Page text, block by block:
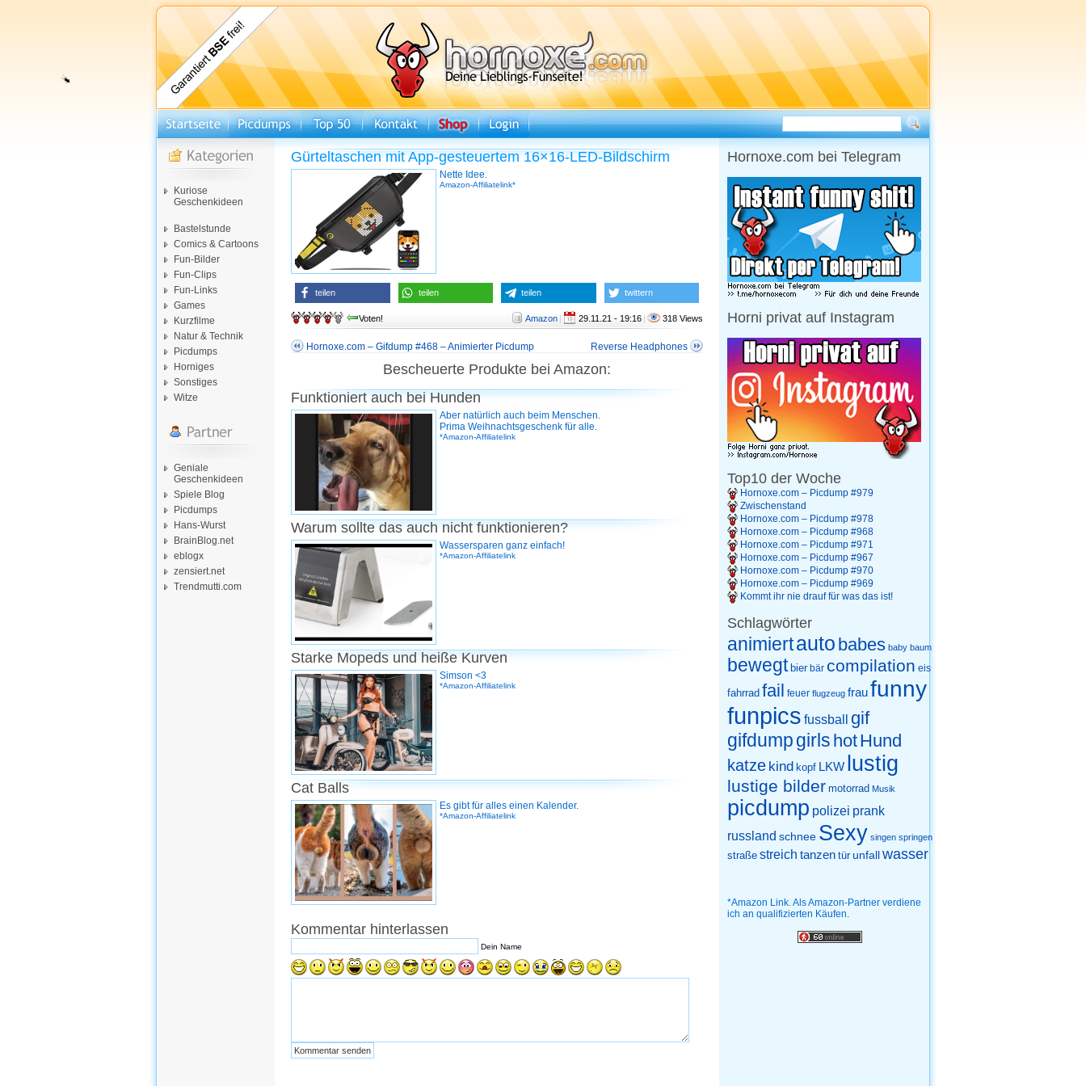
Kuriose
Geschenkideen
Bastelstunde
Comics & Cartoons
Fun-Bilder
Fun-Clips
Fun-Links
Games
Kurzfilme
Natur & Technik
Picdumps
Horniges
Sonstiges
Witze
Geniale
Geschenkideen
Spiele Blog
Picdumps
Hans-Wurst
BrainBlog.net
eblogx
zensiert.net
Trendmutti.com
Gürteltaschen mit App-gesteuertem 16×16-LED-Bildschirm
Nette Idee.
Amazon-Affiliatelink*
teilen teilen teilen twittern
Voten! Amazon | 29.11.21 - 19:16 | 318 Views
Hornoxe.com – Gifdump #468 – Animierter Picdump Reverse Headphones
Bescheuerte Produkte bei Amazon:
Funktioniert auch bei Hunden
Aber natürlich auch beim Menschen.
Prima Weihnachtsgeschenk für alle.
*Amazon-Affiliatelink
Warum sollte das auch nicht funktionieren?
Wassersparen ganz einfach!
*Amazon-Affiliatelink
Starke Mopeds und heiße Kurven
Simson <3
*Amazon-Affiliatelink
Cat Balls
Es gibt für alles einen Kalender.
*Amazon-Affiliatelink
Kommentar hinterlassen
Dein Name
Hornoxe.com bei Telegram
Horni privat auf Instagram
Top10 der Woche
Hornoxe.com – Picdump #979
Zwischenstand
Hornoxe.com – Picdump #978
Hornoxe.com – Picdump #968
Hornoxe.com – Picdump #971
Hornoxe.com – Picdump #967
Hornoxe.com – Picdump #970
Hornoxe.com – Picdump #969
Kommt ihr nie drauf für was das ist!
Schlagwörter
animiertauto babes baby baum
bewegt bier bär compilation eis
fahrrad fail feuer flugzeug fraufunny
funpics fussball gif
gifdump girls hotHund
katze kind kopf LKW lustig
lustige bilder motorrad Musik
picdump polizei prank
russland schnee Sexy singen springen
straße streich tanzen tür unfallwasser
*Amazon Link. Als Amazon-Partner verdiene
ich an qualifizierten Käufen.